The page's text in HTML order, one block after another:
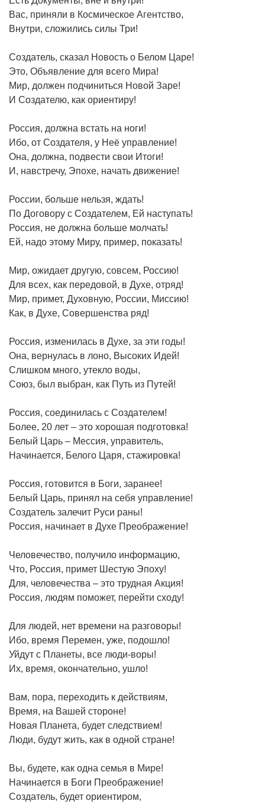
Вас, приняли в Космическое Агентство,
Внутри, сложились силы Три!
Создатель, сказал Новость о Белом Царе!
Это, Объявление для всего Мира!
Мир, должен подчиниться Новой Заре!
И Создателю, как ориентиру!
Россия, должна встать на ноги!
Ибо, от Создателя, у Неё управление!
Она, должна, подвести свои Итоги!
И, навстречу, Эпохе, начать движение!
России, больше нельзя, ждать!
По Договору с Создателем, Ей наступать!
Россия, не должна больше молчать!
Ей, надо этому Миру, пример, показать!
Мир, ожидает другую, совсем, Россию!
Для всех, как передовой, в Духе, отряд!
Мир, примет, Духовную, России, Миссию!
Как, в Духе, Совершенства ряд!
Россия, изменилась в Духе, за эти годы!
Она, вернулась в лоно, Высоких Идей!
Слишком много, утекло воды,
Союз, был выбран, как Путь из Путей!
Россия, соединилась с Создателем!
Более, 20 лет – это хорошая подготовка!
Белый Царь – Мессия, управитель,
Начинается, Белого Царя, стажировка!
Россия, готовится в Боги, заранее!
Белый Царь, принял на себя управление!
Создатель залечит Руси раны!
Россия, начинает в Духе Преображение!
Человечество, получило информацию,
Что, Россия, примет Шестую Эпоху!
Для, человечества – это трудная Акция!
Россия, людям поможет, перейти сходу!
Для людей, нет времени на разговоры!
Ибо, время Перемен, уже, подошло!
Уйдут с Планеты, все люди-воры!
Их, время, окончательно, ушло!
Вам, пора, переходить к действиям,
Время, на Вашей стороне!
Новая Планета, будет следствием!
Люди, будут жить, как в одной стране!
Вы, будете, как одна семья в Мире!
Начинается в Боги Преображение!
Создатель, будет ориентиром,